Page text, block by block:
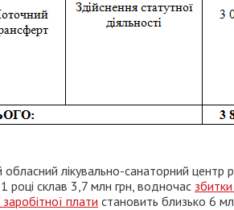
лікувально-санаторний центр
році склав 3,7 млн грн, водночас
плати становить близько 6